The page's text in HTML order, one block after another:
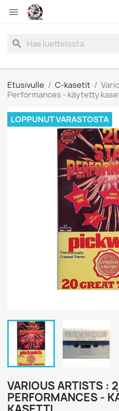

search
Etusivulle C-kasetit
Performances - käytetty
LOPPUNUT VARASTOSTA
VARIOUS ARTISTS :
PERFORMANCES -